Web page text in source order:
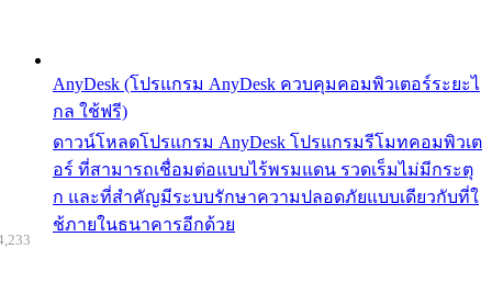
AnyDesk (โปรแกรม AnyDesk ควบคุมคอมพิวเตอร์ระยะไ
กล ใช้ฟรี)
ดาวน์โหลดโปรแกรม AnyDesk โปรแกรมรีโมทคอมพิวเต
อร์ ที่สามารถเชื่อมต่อแบบไร้พรมแดน รวดเร็มไม่มีกระตุ
ก และที่สำคัญมีระบบรักษาความปลอดภัยแบบเดียวกับที่ใ
ช้ภายในธนาคารอีกด้วย